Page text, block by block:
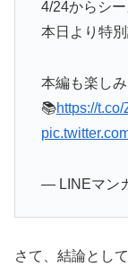
4/24からシ
本日より特別
本編も楽し
📚https://
— LINEマン
さて、結論とし